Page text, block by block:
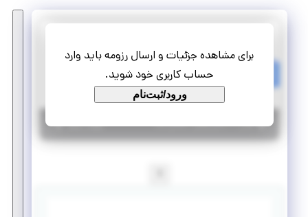
برای مشاهده جزئیات و ارسال رزومه باید وارد
حساب کاربری خود شوید.
ورود/ثبت‌نام
پاره وقت تمام وقت
تهران |۶ سال پیش | منقضی شده جزئیات بیشتر